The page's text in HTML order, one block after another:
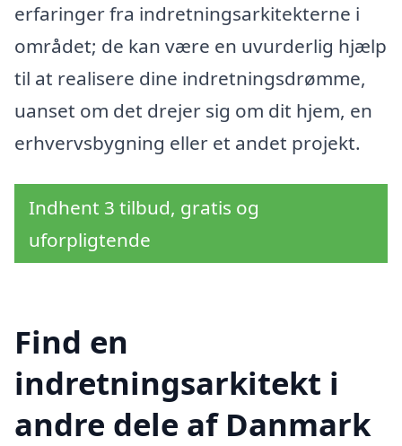
erfaringer fra indretningsarkitekterne i
området; de kan være en uvurderlig hjælp
til at realisere dine indretningsdrømme,
uanset om det drejer sig om dit hjem, en
erhvervsbygning eller et andet projekt.
Indhent 3 tilbud, gratis og
uforpligtende
Find en
indretningsarkitekt i
andre dele af Danmark